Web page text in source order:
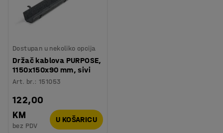
Dostupan u nekoliko opcija
Držač kablova PURPOSE,
1150x150x90 mm, sivi
Art. br.:151053
122,00
KM
bez PDV
U KOŠARICU